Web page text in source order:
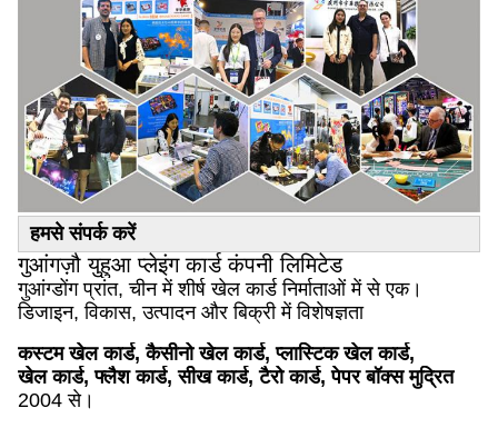
हमसे संपर्क करें
गुआंगज़ौ युहुआ प्लेइंग कार्ड कंपनी लिमिटेड
गुआंग्डोंग प्रांत, चीन में शीर्ष खेल कार्ड निर्माताओं में से एक।
डिजाइन, विकास, उत्पादन और बिक्री में विशेषज्ञता
कस्टम खेल कार्ड, कैसीनो खेल कार्ड, प्लास्टिक खेल कार्ड,
खेल कार्ड, फ्लैश कार्ड, सीख कार्ड, टैरो कार्ड, पेपर बॉक्स मुद्रित
2004 से।